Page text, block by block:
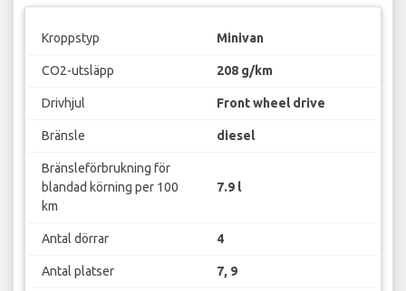
Kroppstyp Minivan
CO2-utsläpp 208 g/km
Drivhjul Front wheel drive
Bränsle diesel
Bränsleförbrukning för
blandad körning per 100
km
7.9 l
Antal dörrar 4
Antal platser 7, 9